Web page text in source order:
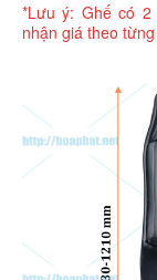
*Lưu ý: Ghế có 2
nhận giá theo